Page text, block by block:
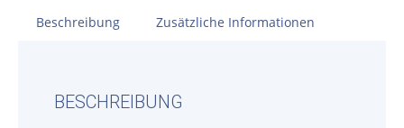
Beschreibung Zusätzliche Informationen
BESCHREIBUNG